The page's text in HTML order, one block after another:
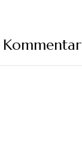
Kommentar